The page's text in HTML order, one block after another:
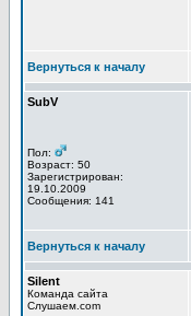
Вернуться к началу
SubV
Пол:
Возраст: 50
Зарегистрирован:
19.10.2009
Сообщения: 141
Вернуться к началу
Silent
Команда сайта
Слушаем.com